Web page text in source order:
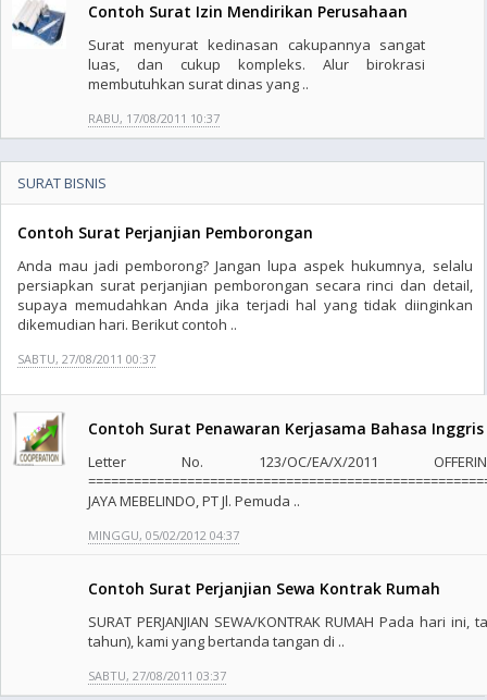
Contoh Surat Izin Mendirikan Perusahaan
Surat menyurat kedinasan cakupannya sangat
luas, dan cukup kompleks. Alur birokrasi
membutuhkan surat dinas yang ..
RABU, 17/08/2011 10:37
SURAT BISNIS
Contoh Surat Perjanjian Pemborongan
Anda mau jadi pemborong? Jangan lupa aspek hukumnya, selalu
persiapkan surat perjanjian pemborongan secara rinci dan detail,
supaya memudahkan Anda jika terjadi hal yang tidak diinginkan
dikemudian hari. Berikut contoh ..
SABTU, 27/08/2011 00:37
Contoh Surat Penawaran Kerjasama Bahasa Inggris
Letter No. 123/OC/EA/X/2011
JAYA MEBELINDO, PT Jl. Pemuda ..
MINGGU, 05/02/2012 04:37
Contoh Surat Perjanjian Sewa Kontrak Rumah
SURAT PERJANJIAN SEWA/KONTRAK RUMAH Pada hari
tahun), kami yang bertanda tangan di ..
SABTU, 27/08/2011 03:37